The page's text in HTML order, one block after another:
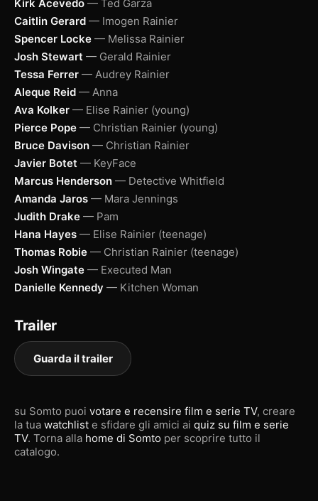
Kirk Acevedo — Ted Garza
Caitlin Gerard — Imogen Rainier
Spencer Locke — Melissa Rainier
Josh Stewart — Gerald Rainier
Tessa Ferrer — Audrey Rainier
Aleque Reid — Anna
Ava Kolker — Elise Rainier (young)
Pierce Pope — Christian Rainier (young)
Bruce Davison — Christian Rainier
Javier Botet — KeyFace
Marcus Henderson — Detective Whitfield
Amanda Jaros — Mara Jennings
Judith Drake — Pam
Hana Hayes — Elise Rainier (teenage)
Thomas Robie — Christian Rainier (teenage)
Josh Wingate — Executed Man
Danielle Kennedy — Kitchen Woman
Trailer
Guarda il trailer
su Somto puoi votare e recensire film e serie TV, creare
la tua watchlist e sfidare gli amici ai quiz su film e serie
TV. Torna alla home di Somto per scoprire tutto il
catalogo.